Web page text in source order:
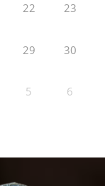
22 23
29 30
5 6